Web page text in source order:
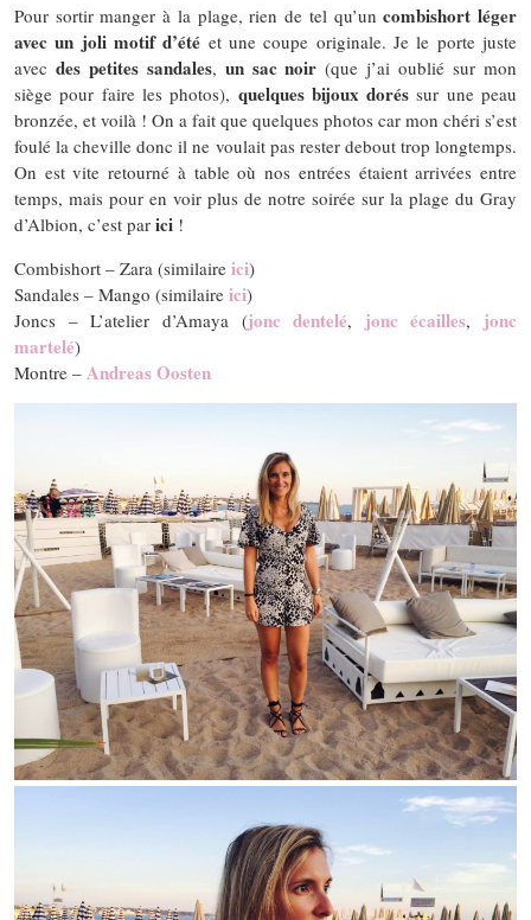
Pour sortir manger à la plage, rien de tel qu’uncombishort léger
avec un joli motif d’été et une coupe originale. Je le porte juste
avec des petites sandales, un sac noir (que j’ai oublié sur mon
siège pour faire les photos), quelques bijoux dorés sur une peau
bronzée, et voilà ! On a fait que quelques photos car mon chéri s’est
foulé la cheville donc il ne voulait pas rester debout trop longtemps.
On est vite retourné à table où nos entrées étaient arrivées entre
temps, mais pour en voir plus de notre soirée sur la plage du Gray
d’Albion, c’est par ici !
Combishort – Zara (similaire ici)
Sandales – Mango (similaire ici)
Joncs – L’atelier d’Amaya (jonc dentelé, jonc écailles, jonc
martelé)
Montre – Andreas Oosten